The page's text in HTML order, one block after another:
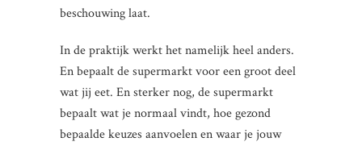
beschouwing laat.
In de praktijk werkt het namelijk heel anders.
En bepaalt de supermarkt voor een groot deel
wat jij eet. En sterker nog, de supermarkt
bepaalt wat je normaal vindt, hoe gezond
bepaalde keuzes aanvoelen en waar je jouw